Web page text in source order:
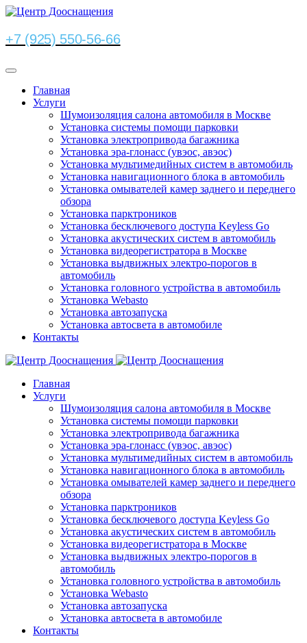
+7 (925) 550-56-66
Главная
Услуги
Шумоизоляция салона автомобиля в Москве
Установка системы помощи парковки
Установка электропривода багажника
Установка эра-глонасс (увэос, авэос)
Установка мультимедийных систем в автомобиль
Установка навигационного блока в автомобиль
Установка омывателей камер заднего и переднего
обзора
Установка парктроников
Установка бесключевого доступа Keyless Go
Установка акустических систем в автомобиль
Установка видеорегистратора в Москве
Установка выдвижных электро-порогов в
автомобиль
Установка головного устройства в автомобиль
Установка Webasto
Установка автозапуска
Установка автосвета в автомобиле
Контакты
Главная
Услуги
Шумоизоляция салона автомобиля в Москве
Установка системы помощи парковки
Установка электропривода багажника
Установка эра-глонасс (увэос, авэос)
Установка мультимедийных систем в автомобиль
Установка навигационного блока в автомобиль
Установка омывателей камер заднего и переднего
обзора
Установка парктроников
Установка бесключевого доступа Keyless Go
Установка акустических систем в автомобиль
Установка видеорегистратора в Москве
Установка выдвижных электро-порогов в
автомобиль
Установка головного устройства в автомобиль
Установка Webasto
Установка автозапуска
Установка автосвета в автомобиле
Контакты